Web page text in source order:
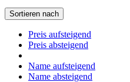
Sortieren nach
Preis aufsteigend
Preis absteigend
Name aufsteigend
Name absteigend